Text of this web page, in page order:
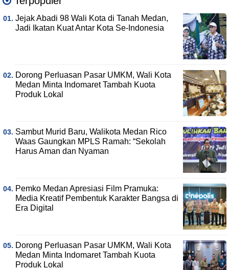
Jejak Abadi 98 Wali Kota di Tanah Medan,
Jadi Ikatan Kuat Antar Kota Se-Indonesia
Dorong Perluasan Pasar UMKM, Wali Kota
Medan Minta Indomaret Tambah Kuota
Produk Lokal
Sambut Murid Baru, Walikota Medan Rico
Waas Gaungkan MPLS Ramah: “Sekolah
Harus Aman dan Nyaman
Pemko Medan Apresiasi Film Pramuka:
Media Kreatif Pembentuk Karakter Bangsa di
Era Digital
Dorong Perluasan Pasar UMKM, Wali Kota
Medan Minta Indomaret Tambah Kuota
Produk Lokal